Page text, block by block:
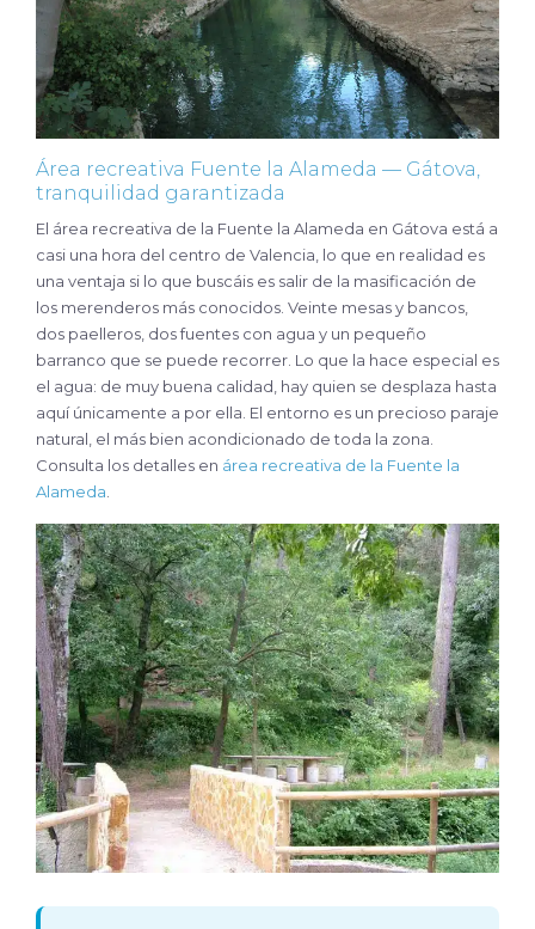
Área recreativa Fuente la Alameda — Gátova,
tranquilidad garantizada
El área recreativa de la Fuente la Alameda en Gátova está a
casi una hora del centro de Valencia, lo que en realidad es
una ventaja si lo que buscáis es salir de la masificación de
los merenderos más conocidos. Veinte mesas y bancos,
dos paelleros, dos fuentes con agua y un pequeño
barranco que se puede recorrer. Lo que la hace especial es
el agua: de muy buena calidad, hay quien se desplaza hasta
aquí únicamente a por ella. El entorno es un precioso paraje
natural, el más bien acondicionado de toda la zona.
Consulta los detalles en área recreativa de la Fuente la
Alameda.